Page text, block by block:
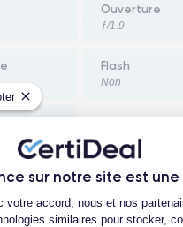
sur notre site est
de Gestion du
votre accord, nous et nos
similaires pour stocker,
Ouverture
ƒ/1.9
Flash
Non